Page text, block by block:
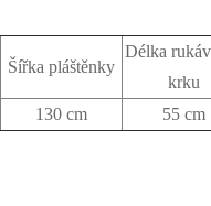
Šířka pláštěnky
Délka
krku
130 cm 55 cm